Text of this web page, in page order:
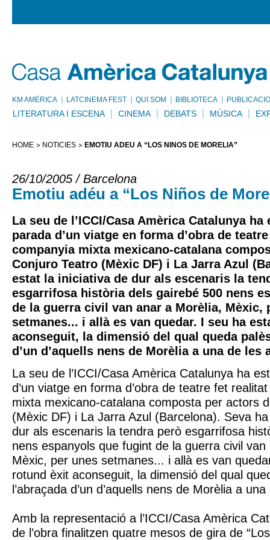
KM AMÈRICA LATCINEMA FEST QUI SOM BIBLIOTECA
LITERATURA I ESCENA CINEMA DEBATS MÚSICA
HOME NOTÍCIES EMOTIU ADÉU A “LOS NIÑOS DE MORELIA”
26/10/2005 / Barcelona
Emotiu adéu a “Los Niños de
La seu de l’ICCI/Casa Amèrica Catalunya
parada d’un viatge en forma d’obra de
companyia mixta mexicano-catalana
Conjuro Teatro (Mèxic DF) i La Jarra Azul
estat la iniciativa de dur als escenaris la
esgarrifosa història dels gairebé 500 nens
de la guerra civil van anar a Morèlia, Mèxic,
setmanes... i allà es van quedar. I seu ha
aconseguit, la dimensió del qual queda
d’un d’aquells nens de Morèlia a una de les
La seu de l’ICCI/Casa Amèrica Catalunya ha
d’un viatge en forma d’obra de teatre fet
mixta mexicano-catalana composta per actors
(Mèxic DF) i La Jarra Azul (Barcelona). Seva
dur als escenaris la tendra però esgarrifosa
nens espanyols que fugint de la guerra civil
Mèxic, per unes setmanes... i allà es van
rotund èxit aconseguit, la dimensió del qual
l’abraçada d’un d’aquells nens de Morèlia a
Amb la representació a l’ICCI/Casa Amèrica
de l’obra finalitzen quatre mesos de gira de